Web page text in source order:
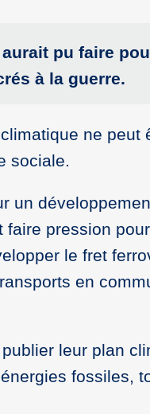
pu faire
à la guerre.
ne peut
sociale.
un
pression
le fret
en
leur plan
fossiles,